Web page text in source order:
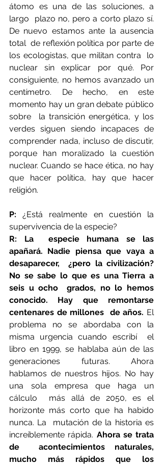
átomo es una de las soluciones, a
largo  plazo no, pero a corto plazo sí.
De nuevo estamos ante la ausencia
total  de reflexión política por parte de
los ecologistas, que militan contra  lo
nuclear sin explicar por qué. Por
consiguiente, no hemos avanzado un
centímetro. De hecho, en este
momento hay un gran debate público
sobre  la transición energética, y los
verdes siguen siendo incapaces de
comprender nada, incluso de discutir,
porque han moralizado la cuestión
nuclear. Cuando se hace ética, no hay
que hacer política, hay que hacer
religión.
P: ¿Está realmente en cuestión la
supervivencia de la especie?
R: La  especie humana se las
apañará. Nadie piensa que vaya a
desaparecer,  ¿pero la civilización?
No se sabe lo que es una Tierra a
seis u ocho  grados, no lo hemos
conocido. Hay que remontarse
centenares de millones  de años. El
problema no se abordaba con la
misma urgencia cuando escribí  el
libro en 1999, se hablaba aún de las
generaciones futuras. Ahora
hablamos de nuestros hijos. No hay
una sola empresa que haga un
cálculo  más allá de 2050, es el
horizonte más corto que ha habido
nunca. La  mutación de la historia es
increíblemente rápida. Ahora se trata
de  acontecimientos naturales,
mucho más rápidos que los